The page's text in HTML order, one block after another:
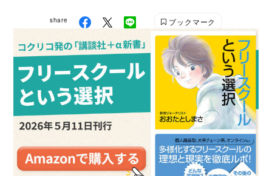
https://ainakamura.edire.co/ ブログ「てとて～みん
なの発達支援相談室」 https://tetote-tama.com 著書
『発達障害&グレーゾーンの子 小学校生活の困りご
と解決Book 学校の先生が教える！発達が気になる子
のための困りごとヒント１』
https://amzn.to/3GVGKii
share ブックマーク